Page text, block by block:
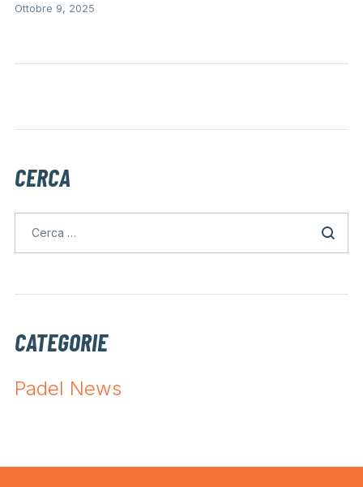
Ottobre 9, 2025
CERCA
CATEGORIE
Padel News